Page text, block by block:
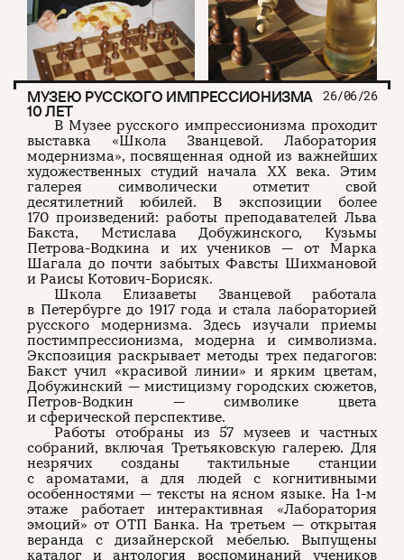
МУЗЕЮ РУССКОГО ИМПРЕССИОНИЗМА
10 ЛЕТ
26/06/26
В Музее русского импрессионизма проходит
выставка «Школа Званцевой. Лаборатория
модернизма», посвященная одной из важнейших
художественных студий начала XX века. Этим
галерея символически отметит свой
десятилетний юбилей. В экспозиции более
170 произведений: работы преподавателей Льва
Бакста, Мстислава Добужинского, Кузьмы
Петрова-Водкина и их учеников — от Марка
Шагала до почти забытых Фавсты Шихмановой
и Раисы Котович-Борисяк.
Школа Елизаветы Званцевой работала
в Петербурге до 1917 года и стала лабораторией
русского модернизма. Здесь изучали приемы
постимпрессионизма, модерна и символизма.
Экспозиция раскрывает методы трех педагогов:
Бакст учил «красивой линии» и ярким цветам,
Добужинский — мистицизму городских сюжетов,
Петров-Водкин — символике цвета
и сферической перспективе.
Работы отобраны из 57 музеев и частных
собраний, включая Третьяковскую галерею. Для
незрячих созданы тактильные станции
с ароматами, а для людей с когнитивными
особенностями — тексты на ясном языке. На 1-м
этаже работает интерактивная «Лаборатория
эмоций» от ОТП Банка. На третьем — открытая
веранда с дизайнерской мебелью. Выпущены
каталог и антология воспоминаний учеников